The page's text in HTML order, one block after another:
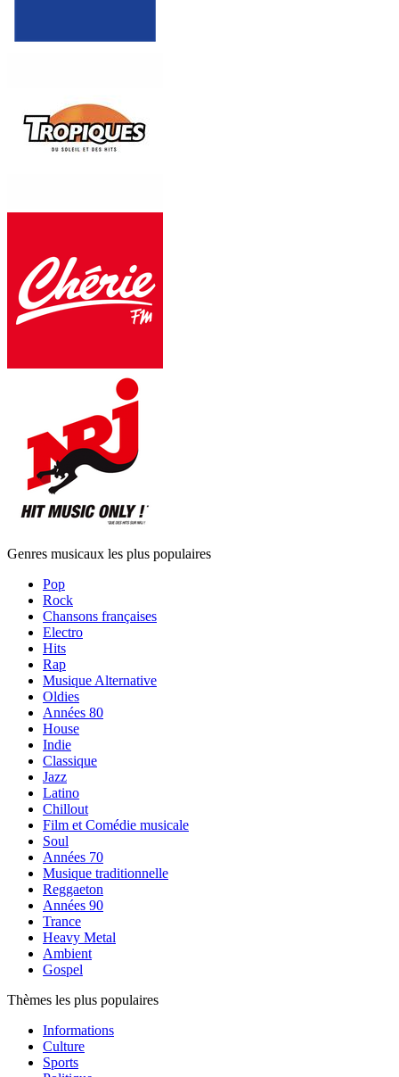
Genres musicaux les plus populaires
Pop
Rock
Chansons françaises
Electro
Hits
Rap
Musique Alternative
Oldies
Années 80
House
Indie
Classique
Jazz
Latino
Chillout
Film et Comédie musicale
Soul
Années 70
Musique traditionnelle
Reggaeton
Années 90
Trance
Heavy Metal
Ambient
Gospel
Thèmes les plus populaires
Informations
Culture
Sports